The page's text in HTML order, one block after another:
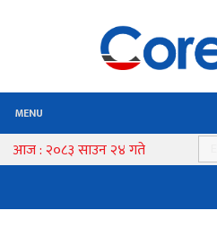
MENU
आज : २०८३ साउन २४ गते